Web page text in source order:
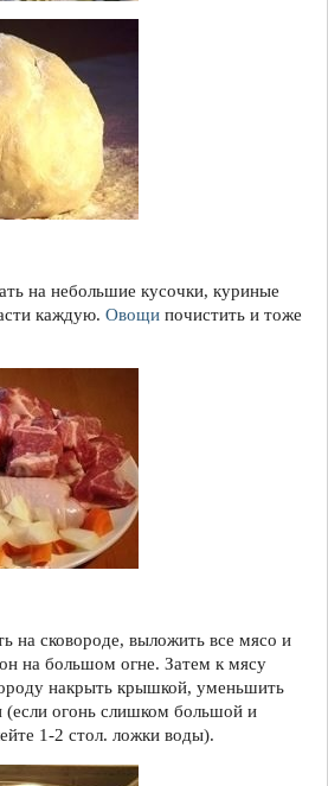
на небольшие кусочки, куриные
каждую. Овощи почистить и тоже
на сковороде, выложить все мясо и
на большом огне. Затем к мясу
накрыть крышкой, уменьшить
огонь слишком большой и
1-2 стол. ложки воды).